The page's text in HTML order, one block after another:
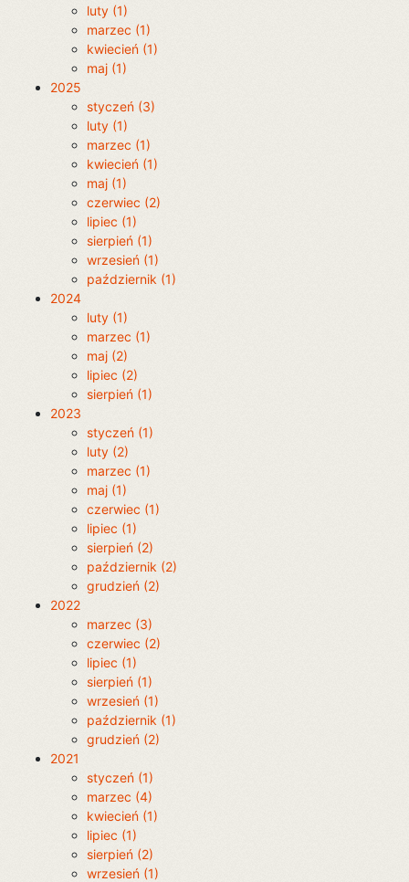
luty (1)
marzec (1)
kwiecień (1)
maj (1)
2025
styczeń (3)
luty (1)
marzec (1)
kwiecień (1)
maj (1)
czerwiec (2)
lipiec (1)
sierpień (1)
wrzesień (1)
październik (1)
2024
luty (1)
marzec (1)
maj (2)
lipiec (2)
sierpień (1)
2023
styczeń (1)
luty (2)
marzec (1)
maj (1)
czerwiec (1)
lipiec (1)
sierpień (2)
październik (2)
grudzień (2)
2022
marzec (3)
czerwiec (2)
lipiec (1)
sierpień (1)
wrzesień (1)
październik (1)
grudzień (2)
2021
styczeń (1)
marzec (4)
kwiecień (1)
lipiec (1)
sierpień (2)
wrzesień (1)